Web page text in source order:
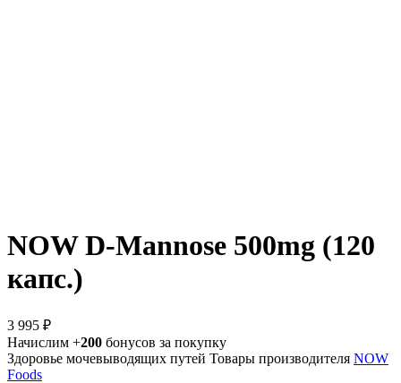
NOW D-Mannose 500mg (120
капс.)
3 995 ₽
Начислим +200 бонусов за покупку
Здоровье мочевыводящих путей Товары производителя NOW
Foods